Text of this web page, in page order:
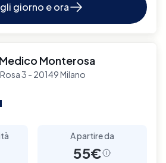
giorno e ora
Monterosa
3 - 20149 Milano
A partire da
55€